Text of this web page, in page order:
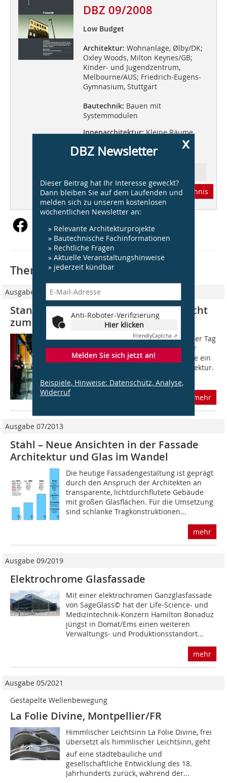
DBZ 09/2008
Low Budget
Architektur: Wohnanlage, Ølby/DK;
Oxley Woods, Milton Keynes/GB;
Kinder- und Jugendzentrum,
Melbourne/AUS; Friedrich-Eugens-
Gymnasium, Stuttgart
Bautechnik: Bauen mit
Systemmodulen
Innenarchitektur:Kleine Räume
Energie Spezial
Abonnement Inhaltsverzeichnis
x
DBZ Newsletter
Dieser Beitrag hat Ihr Interesse geweckt?
Dann bleiben Sie auf dem Laufenden und
melden sich zu unserem kostenlosen
wöchentlichen Newsletter an:
» Relevante Architekturprojekte
» Bautechnische Fachinformationen
» Rechtliche Fragen
» Aktuelle Veranstaltungshinweise
» jederzeit kündbar
Anti-Roboter-Verifizierung
Hier klicken
FriendlyCaptcha ⇗
Melden Sie sich jetzt an!
Beispiele, Hinweise: Datenschutz, Analyse,
Widerruf
Thematisch passende Artikel:
Ausgabe 09/2008
Standpunkt I Dipl.-Ing. Ernst Giselbrecht
zum Thema „Fassade“
Jeder Tag ist ein neues Abenteuer, jeder Tag
zeigt eine neue Fassade. Schon immer
waren die Fassaden unserer Bauwerke ein
viel diskutierter Teil der Gesamtarchitektur.
Waren es in der Geschichte die...
mehr
Ausgabe 07/2013
Stahl – Neue Ansichten in der Fassade
Architektur und Glas im Wandel
Die heutige Fassadengestaltung ist geprägt
durch den Anspruch der Architekten an
transparente, lichtdurchflutete Gebäude
mit großen Glasflächen. Für die Umsetzung
sind schlanke Tragkonstruktionen...
mehr
Ausgabe 09/2019
Elektrochrome Glasfassade
Mit einer elektrochromen Ganzglasfassade
von SageGlass© hat der Life-Science- und
Medizintechnik-Konzern Hamilton Bonaduz
jüngst in Domat/Ems einen weiteren
Verwaltungs- und Produktionsstandort...
mehr
Ausgabe 05/2021
Gestapelte Wellenbewegung
La Folie Divine, Montpellier/FR
Himmlischer Leichtsinn La Folie Divine, frei
übersetzt als himmlischer Leichtsinn, geht
auf eine städtebauliche und
gesellschaftliche Entwicklung des 18.
Jahrhunderts zurück, während der...